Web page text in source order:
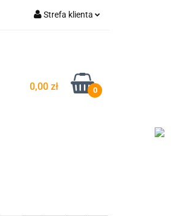
Strefa klienta
Dodaj zgłoszenie
0,00 zł 0